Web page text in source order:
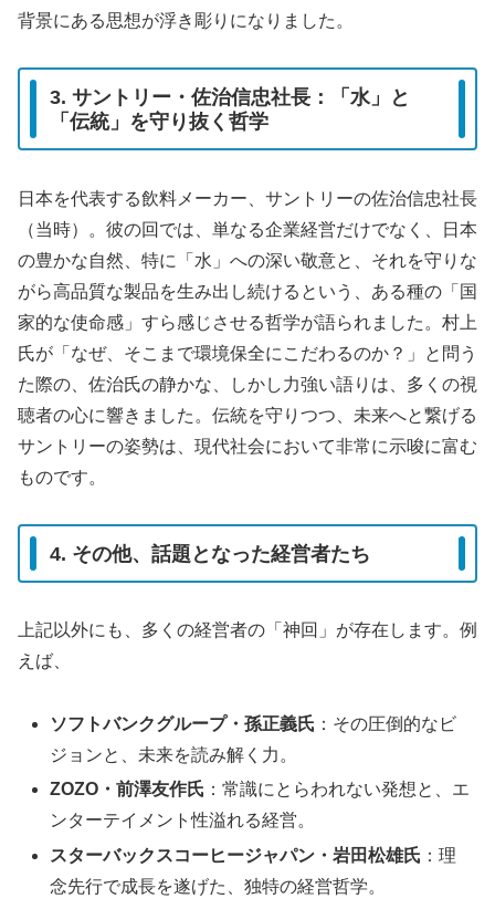
背景にある思想が浮き彫りになりました。
3. サントリー・佐治信忠社長：「水」と
「伝統」を守り抜く哲学
日本を代表する飲料メーカー、サントリーの佐治信忠社長
（当時）。彼の回では、単なる企業経営だけでなく、日本
の豊かな自然、特に「水」への深い敬意と、それを守りな
がら高品質な製品を生み出し続けるという、ある種の「国
家的な使命感」すら感じさせる哲学が語られました。村上
氏が「なぜ、そこまで環境保全にこだわるのか？」と問う
た際の、佐治氏の静かな、しかし力強い語りは、多くの視
聴者の心に響きました。伝統を守りつつ、未来へと繋げる
サントリーの姿勢は、現代社会において非常に示唆に富む
ものです。
4. その他、話題となった経営者たち
上記以外にも、多くの経営者の「神回」が存在します。例
えば、
ソフトバンクグループ・孫正義氏 ：その圧倒的なビ
ジョンと、未来を読み解く力。
ZOZO・前澤友作氏 ：常識にとらわれない発想と、エ
ンターテイメント性溢れる経営。
スターバックスコーヒージャパン・岩田松雄氏 ：理
念先行で成長を遂げた、独特の経営哲学。